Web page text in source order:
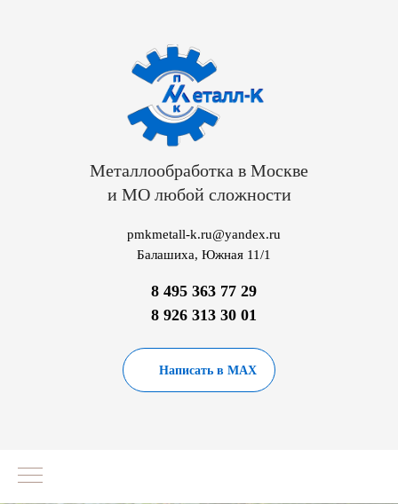
Металлообработка в Москве
и МО любой сложности
pmkmetall-k.ru@yandex.ru
Балашиха, Южная 11/1
8 495 363 77 29
8 926 313 30 01
Написать в MAX